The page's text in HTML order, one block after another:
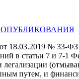
18.03.2019 № 33-ФЗ
в статьи 7 и 7-1
легализации
путем, и